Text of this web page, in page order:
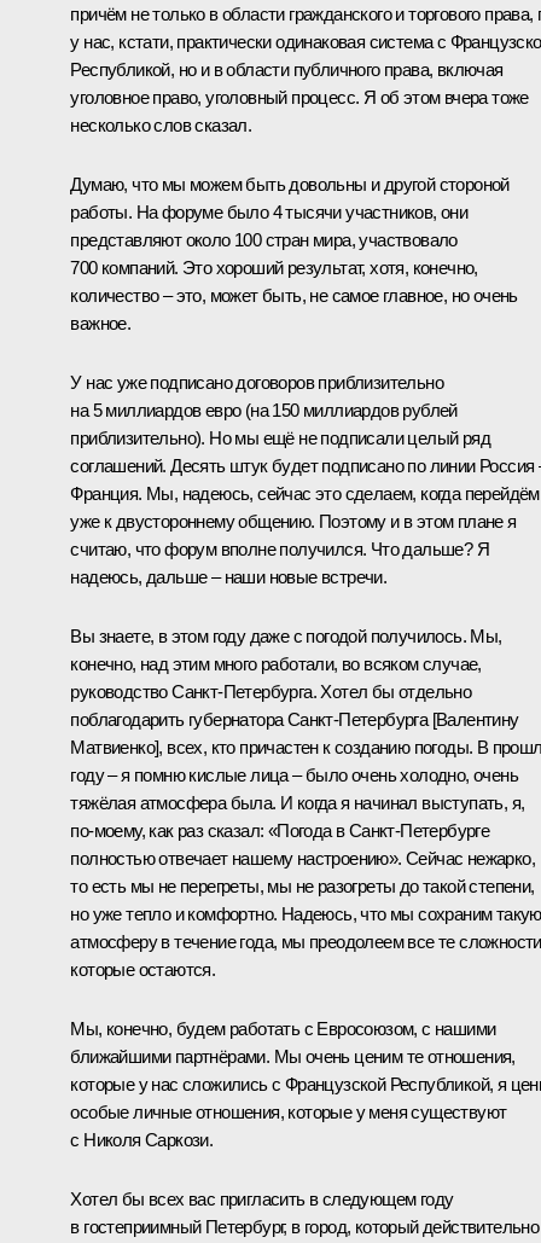
причём не только в области гражданского и торгового права,
у нас, кстати, практически одинаковая система с
Республикой, но и в области публичного права, включая
уголовное право, уголовный процесс. Я об этом вчера тоже
несколько слов сказал.
Думаю, что мы можем быть довольны и другой стороной
работы. На форуме было 4 тысячи участников, они
представляют около 100 стран мира, участвовало
700 компаний. Это хороший результат, хотя, конечно,
количество – это, может быть, не самое главное, но очень
важное.
У нас уже подписано договоров приблизительно
на 5 миллиардов евро (на 150 миллиардов рублей
приблизительно). Но мы ещё не подписали целый ряд
соглашений. Десять штук будет подписано по линии Россия
Франция. Мы, надеюсь, сейчас это сделаем, когда перейдём
уже к двустороннему общению. Поэтому и в этом плане я
считаю, что форум вполне получился. Что дальше? Я
надеюсь, дальше – наши новые встречи.
Вы знаете, в этом году даже с погодой получилось. Мы,
конечно, над этим много работали, во всяком случае,
руководство Санкт-Петербурга. Хотел бы отдельно
поблагодарить губернатора Санкт-Петербурга [Валентину
Матвиенко], всех, кто причастен к созданию погоды. В
году – я помню кислые лица – было очень холодно, очень
тяжёлая атмосфера была. И когда я начинал выступать, я,
по‑моему, как раз сказал: «Погода в Санкт-Петербурге
полностью отвечает нашему настроению». Сейчас нежарко,
то есть мы не перегреты, мы не разогреты до такой степени,
но уже тепло и комфортно. Надеюсь, что мы сохраним такую
атмосферу в течение года, мы преодолеем все те
которые остаются.
Мы, конечно, будем работать с Евросоюзом, с нашими
ближайшими партнёрами. Мы очень ценим те отношения,
которые у нас сложились с Французской Республикой, я
особые личные отношения, которые у меня существуют
с Николя Саркози.
Хотел бы всех вас пригласить в следующем году
в гостеприимный Петербург, в город, который действительно